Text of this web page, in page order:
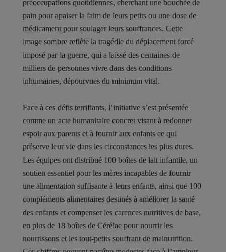
préoccupations quotidiennes, cherchant une bouchée de
pain pour apaiser la faim de leurs petits ou une dose de
médicament pour soulager leurs souffrances. Cette
image sombre reflète la tragédie du déplacement forcé
imposé par la guerre, qui a laissé des centaines de
milliers de personnes vivre dans des conditions
inhumaines, dépourvues du minimum vital.
Face à ces défis terrifiants, l’initiative s’est présentée
comme un acte humanitaire concret visant à redonner
espoir aux parents et à fournir aux enfants ce qui
préserve leur vie dans les circonstances les plus dures.
Les équipes ont distribué 100 boîtes de lait infantile, un
soutien essentiel pour les mères incapables de fournir
une alimentation suffisante à leurs enfants, ainsi que 100
compléments alimentaires destinés à améliorer la santé
des enfants et compenser les carences nutritives de base,
en plus de 18 boîtes de Cérélac pour nourrir les
nourrissons et les tout-petits souffrant de malnutrition.